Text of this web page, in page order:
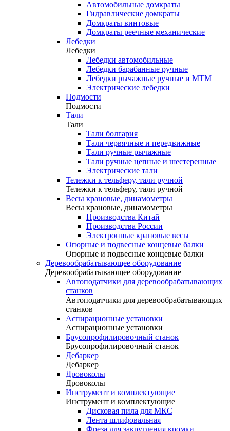
Автомобильные домкраты
Гидравлические домкраты
Домкраты винтовые
Домкраты реечные механические
Лебедки
Лебедки
Лебедки автомобильные
Лебедки барабанные ручные
Лебедки рычажные ручные и МТМ
Электрические лебедки
Подмости
Подмости
Тали
Тали
Тали болгария
Тали червячные и передвижные
Тали ручные рычажные
Тали ручные цепные и шестеренные
Электрические тали
Тележки к тельферу, тали ручной
Тележки к тельферу, тали ручной
Весы крановые, динамометры
Весы крановые, динамометры
Производства Китай
Производства России
Электронные крановые весы
Опорные и подвесные концевые балки
Опорные и подвесные концевые балки
Деревообрабатывающее оборудование
Деревообрабатывающее оборудование
Автоподатчики для деревообрабатывающих
станков
Автоподатчики для деревообрабатывающих
станков
Аспирационные установки
Аспирационные установки
Брусопрофилировочный станок
Брусопрофилировочный станок
Дебаркер
Дебаркер
Дровоколы
Дровоколы
Инструмент и комплектующие
Инструмент и комплектующие
Дисковая пила для МКС
Лента шлифовальная
Фреза для закругления кромки